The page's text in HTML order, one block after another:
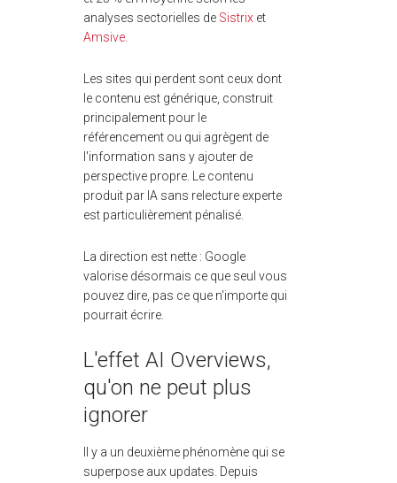
analyses sectorielles de Sistrix et
Amsive
Les sites qui perdent sont ceux dont
le contenu est générique, construit
principalement pour le
référencement ou qui agrègent de
l'information sans y ajouter de
perspective propre. Le contenu
produit par IA sans relecture experte
est particulièrement pénalisé.
La direction est nette : Google
valorise désormais ce que seul vous
pouvez dire, pas ce que n'importe qui
pourrait écrire.
L'effet AI Overviews,
qu'on ne peut plus
ignorer
Il y a un deuxième phénomène qui se
superpose aux updates. Depuis